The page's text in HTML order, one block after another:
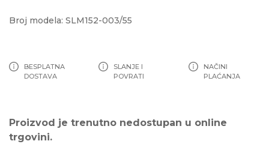
Broj modela: SLM152-003/55
BESPLATNA
DOSTAVA
SLANJE I
POVRATI
NAČINI
PLAĆANJA
Proizvod je trenutno nedostupan u online
trgovini.